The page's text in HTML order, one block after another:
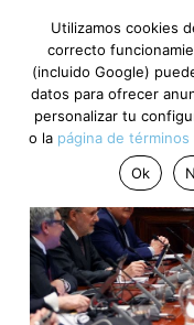
Utilizamos cookies
correcto
(incluido Google)
datos para ofrecer
personalizar tu
o la página de
Ok